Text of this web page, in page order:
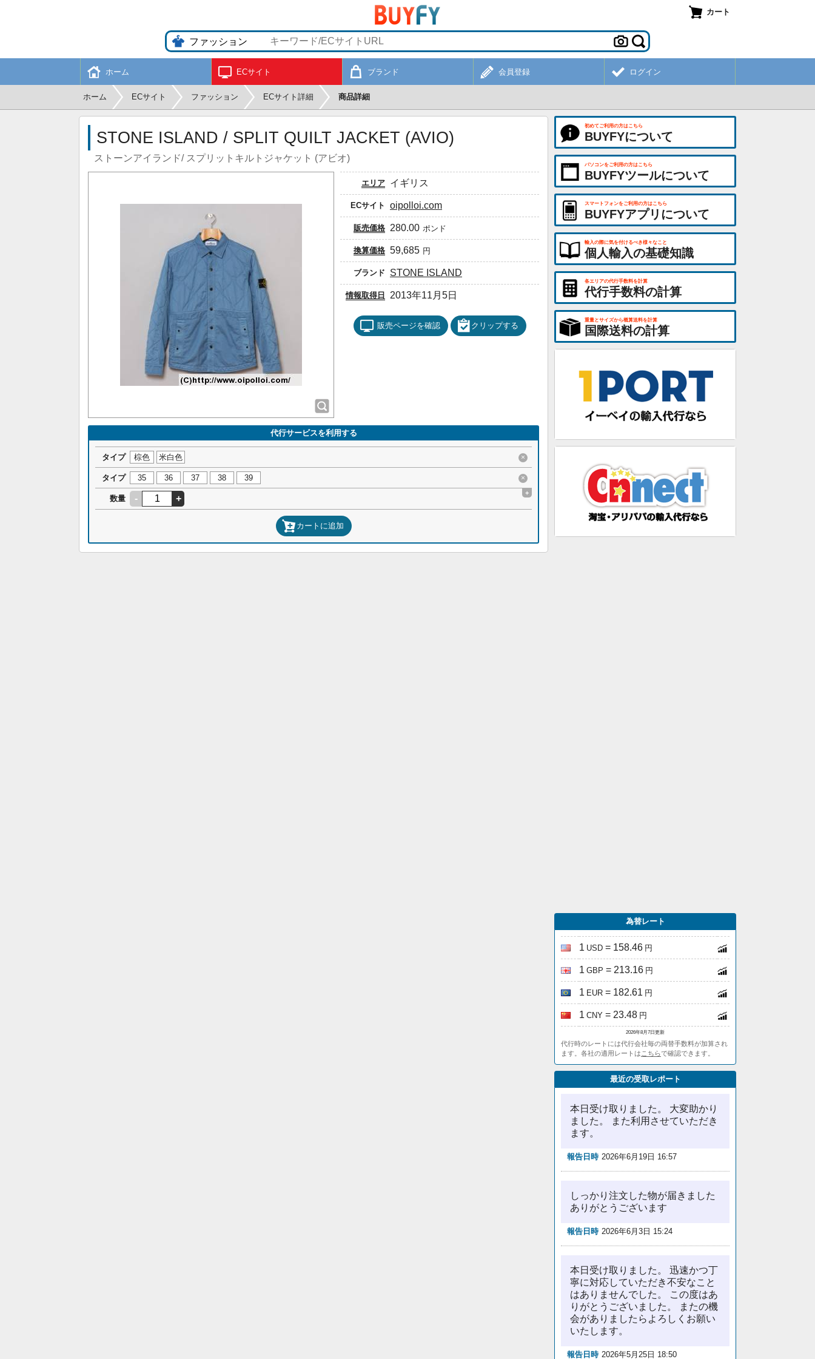
カート
ホーム ECサイト ブランド 会員登録 ログイン
ホーム ECサイト ファッション ECサイト詳細 商品詳細
STONE ISLAND / SPLIT QUILT JACKET (AVIO)
ストーンアイランド/ スプリットキルトジャケット (アビオ)
エリア イギリス
ECサイト oipolloi.com
販売価格 280.00 ポンド
換算価格 59,685 円
ブランド STONE ISLAND
情報取得日 2013年11月5日
販売ページを確認 クリップする
代行サービスを利用する
タイプ 棕色 米白色 ×
タイプ 35 36 37 38 39 ×
数量 - +
+
カートに追加
初めてご利用の方はこちら
BUYFYについて
パソコンをご利用の方はこちら
BUYFYツールについて
スマートフォンをご利用の方はこちら
BUYFYアプリについて
輸入の際に気を付けるべき様々なこと
個人輸入の基礎知識
各エリアの代行手数料を計算
代行手数料の計算
重量とサイズから概算送料を計算
国際送料の計算
為替レート
1 USD = 158.46 円
1 GBP = 213.16 円
1 EUR = 182.61 円
1 CNY = 23.48 円
2026年8月7日更新
代行時のレートには代行会社毎の両替手数料が加算され
ます。各社の適用レートは こちらで確認できます。
最近の受取レポート
本日受け取りました。 大変助かり
ました。 また利用させていただき
ます。
報告日時 2026年6月19日 16:57
しっかり注文した物が届きました
ありがとうございます
報告日時 2026年6月3日 15:24
本日受け取りました。 迅速かつ丁
寧に対応していただき不安なこと
はありませんでした。 この度はあ
りがとうございました。 またの機
会がありましたらよろしくお願い
いたします。
報告日時 2026年5月25日 18:50